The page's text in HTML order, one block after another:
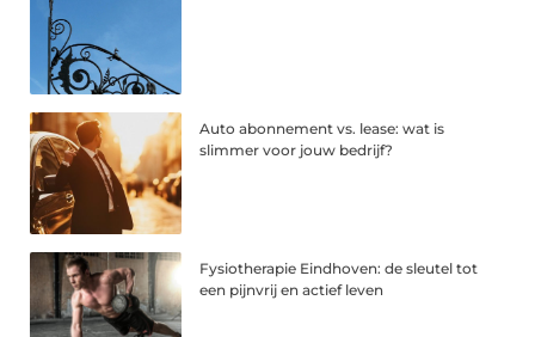
Auto abonnement vs. lease: wat is
slimmer voor jouw bedrijf?
Fysiotherapie Eindhoven: de sleutel tot
een pijnvrij en actief leven